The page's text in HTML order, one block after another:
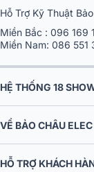
Hỗ Trợ Kỹ Thuật
Miền Bắc : 096 169
Miền Nam: 086 551
HỆ THỐNG 18
VỀ BẢO CHÂU ELEC
HỖ TRỢ KHÁCH